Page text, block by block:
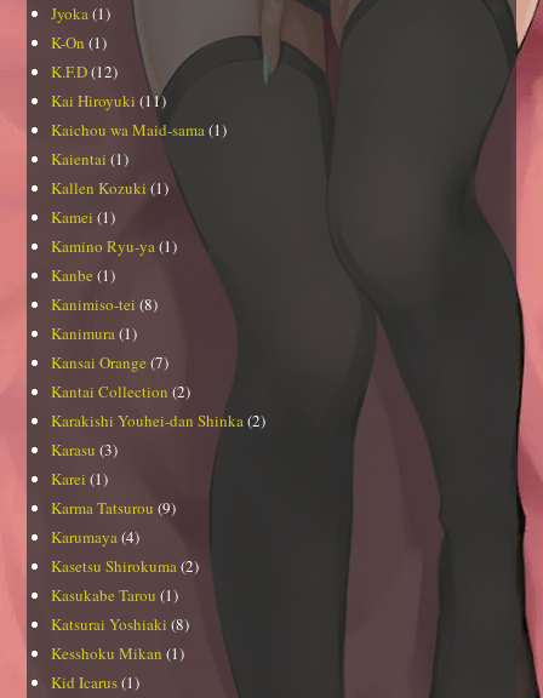
Jyoka(1)
K-On (1)
K.F.D(12)
Kai Hiroyuki (11)
Kaichou wa Maid-sama(1)
Kaientai (1)
Kallen Kozuki (1)
Kamei (1)
Kamino Ryu-ya(1)
Kanbe (1)
Kanimiso-tei (8)
Kanimura(1)
Kansai Orange (7)
Kantai Collection (2)
Karakishi Youhei-dan Shinka(2)
Karasu (3)
Karei (1)
Karma Tatsurou (9)
Karumaya(4)
Kasetsu Shirokuma(2)
Kasukabe Tarou (1)
Katsurai Yoshiaki (8)
Kesshoku Mikan (1)
Kid Icarus(1)